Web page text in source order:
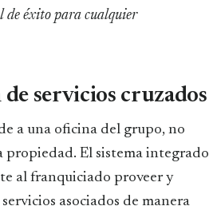
de éxito para cualquier
servicios cruzados
a una oficina del grupo, no
propiedad. El sistema integrado
al franquiciado proveer y
asociados de manera